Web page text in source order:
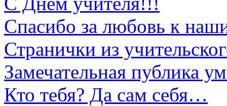
Спасибо за любовь к
Странички из
Замечательная публика
Кто тебя? Да сам себя…